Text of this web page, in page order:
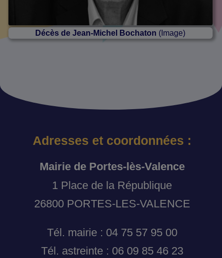
Décès de Jean-Michel Bochaton (Image)
Adresses et coordonnées :
Mairie de Portes-lès-Valence
1 Place de la République
26800 PORTES-LES-VALENCE
Tél. mairie : 04 75 57 95 00
Tél. astreinte : 06 09 85 46 23